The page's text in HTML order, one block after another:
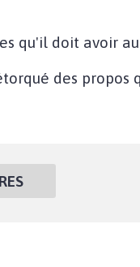
qu'il doit avoir
des propos